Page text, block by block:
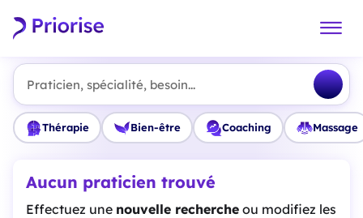
Praticien, spécialité, besoin...
Thérapie Bien-être Coaching Massage
Aucun praticien trouvé
Effectuez une nouvelle recherche ou modifiez les